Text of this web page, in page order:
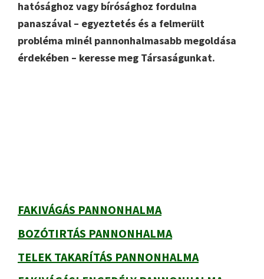
hatósághoz vagy bírósághoz fordulna
panaszával – egyeztetés és a felmerült
probléma minél pannonhalmasabb megoldása
érdekében – keresse meg Társaságunkat.
FAKIVÁGÁS PANNONHALMA
BOZÓTIRTÁS PANNONHALMA
TELEK TAKARÍTÁS PANNONHALMA